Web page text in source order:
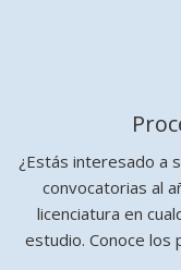
¿Estás interesado a
convocatorias al
licenciatura en
estudio. Conoce los